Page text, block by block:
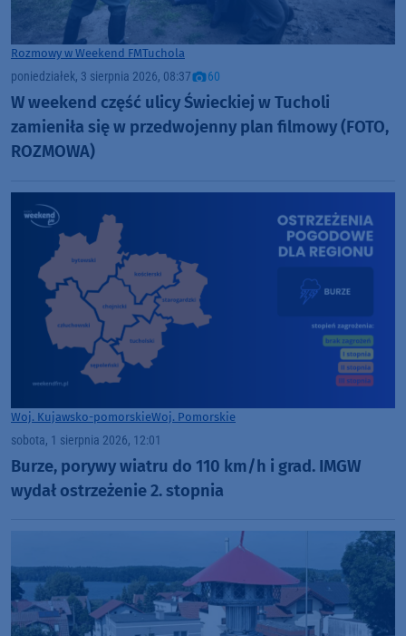
Rozmowy w Weekend FMTuchola
poniedziałek, 3 sierpnia 2026, 08:37 60
W weekend część ulicy Świeckiej w Tucholi
zamieniła się w przedwojenny plan filmowy (FOTO,
ROZMOWA)
Woj. Kujawsko-pomorskieWoj. Pomorskie
sobota, 1 sierpnia 2026, 12:01
Burze, porywy wiatru do 110 km/h i grad. IMGW
wydał ostrzeżenie 2. stopnia